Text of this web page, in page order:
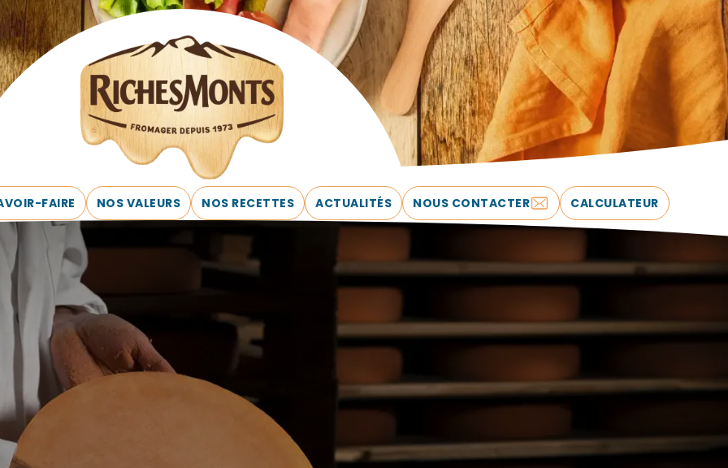
FAIRE NOS VALEURS NOS RECETTES ACTUALITÉS NOUS CONTACTER CALCULATEUR